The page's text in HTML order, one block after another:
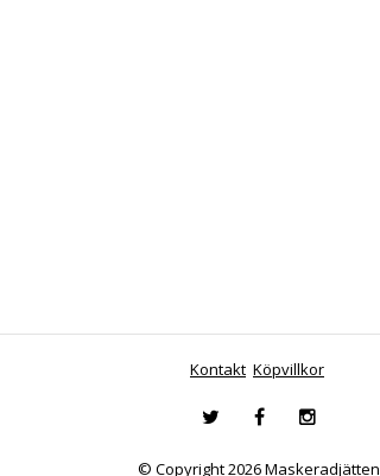
Kontakt Köpvillkor
© Copyright 2026 Maskeradjätten